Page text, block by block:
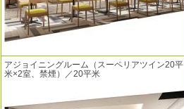
アジョイニングルーム（スーペリアツイン20平
米×2室、禁煙）／20平米